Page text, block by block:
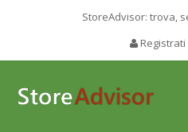
StoreAdvisor: trova,
Registrati